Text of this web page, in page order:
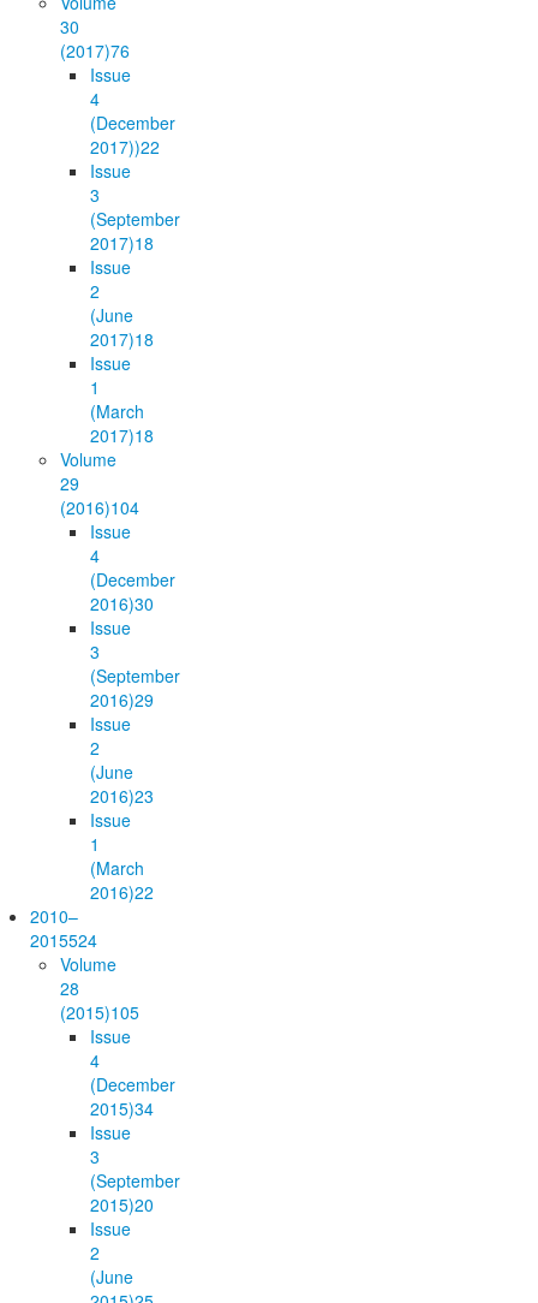
30
(2017)76
Issue
4
(December
2017))22
Issue
3
(September
2017)18
Issue
2
(June
2017)18
Issue
1
(March
2017)18
Volume
29
(2016)104
Issue
4
(December
2016)30
Issue
3
(September
2016)29
Issue
2
(June
2016)23
Issue
1
(March
2016)22
2010–
2015524
Volume
28
(2015)105
Issue
4
(December
2015)34
Issue
3
(September
2015)20
Issue
2
(June